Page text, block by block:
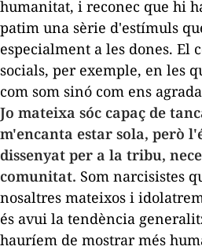
humanitat, i reconec que hi
patim una sèrie d'estímuls
especialment a les dones. El
socials, per exemple, en les
com som sinó com ens
Jo mateixa sóc capaç de
m'encanta estar sola, però
dissenyat per a la tribu,
comunitat. Som narcisistes
nosaltres mateixos i
és avui la tendència
hauríem de mostrar més